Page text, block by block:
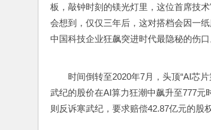
板，敲钟时刻的镁光灯里，这位首席技
会想到，仅仅三年后，这对搭档会因一
中国科技企业狂飙突进时代最隐秘的伤口
时间倒转至2020年7月，头顶“AI芯
武纪的股价在AI算力狂潮中飙升至777
则反诉寒武纪，要求赔偿42.87亿元的股